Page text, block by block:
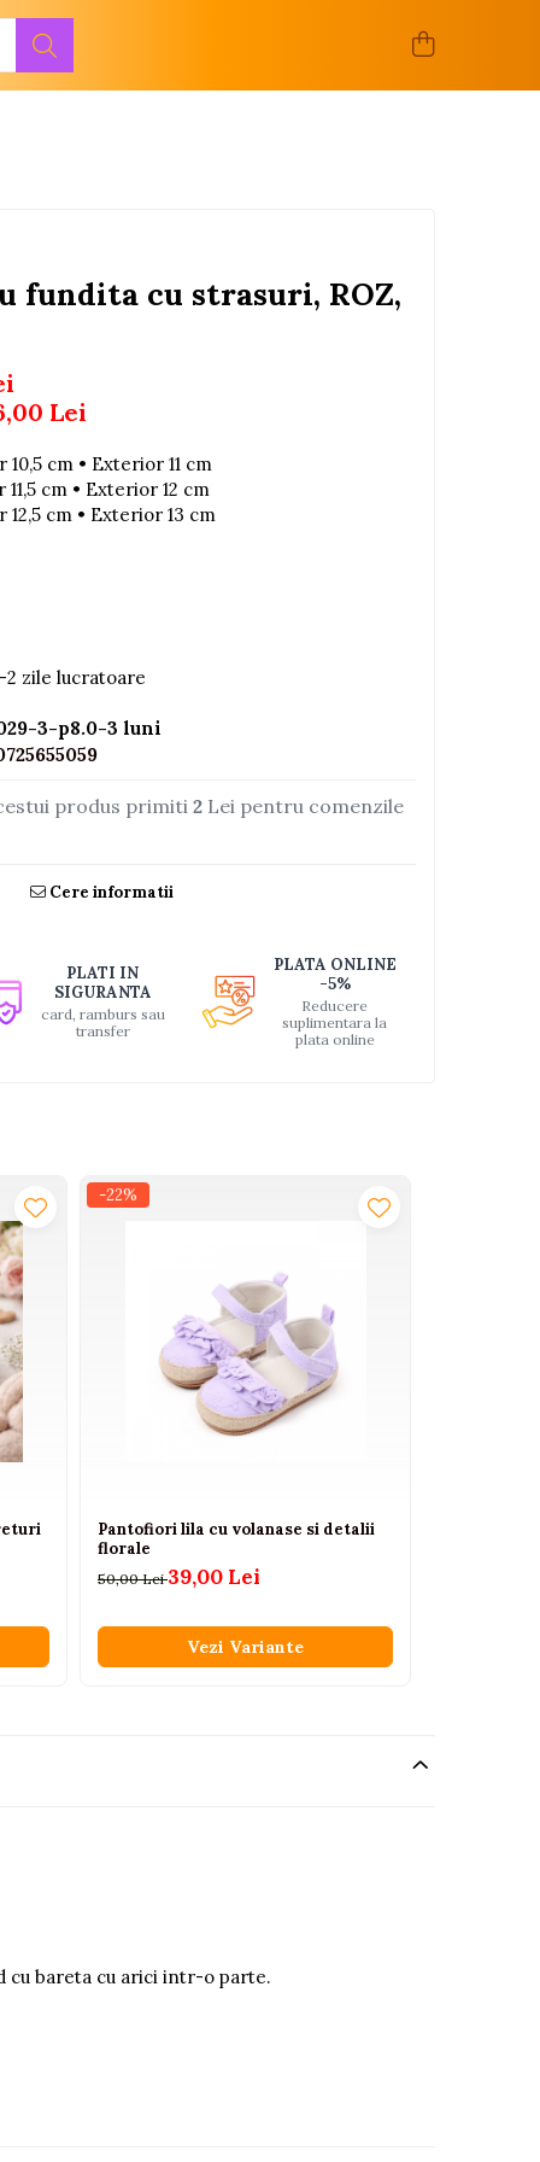
fundita cu strasuri, ROZ,
Lei
cm • Exterior 11 cm
cm • Exterior 12 cm
cm • Exterior 13 cm
2 zile lucratoare
3-p8.0-3 luni
produs primiti2 Lei pentru comenzile
Cere informatii
PLATI IN
SIGURANTA
card, ramburs sau
transfer
PLATA ONLINE
-5%
Reducere
suplimentara la
plata online
-22%
Pantofiori lila cu volanase si detalii
florale
50,00 Lei39,00 Lei
Vezi Variante
cu bareta cu arici intr-o parte.